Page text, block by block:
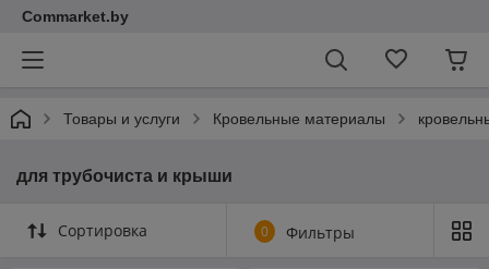
Commarket.by
Товары и услуги Кровельные материалы
для трубочиста и крыши
Сортировка 0 Фильтры